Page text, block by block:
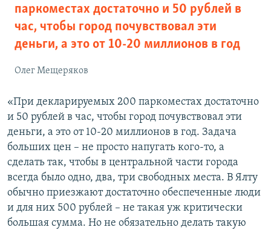
паркоместах достаточно и 50 рублей в
час, чтобы город почувствовал эти
деньги, а это от 10-20 миллионов в год
Олег Мещеряков
«При декларируемых 200 паркоместах достаточно
и 50 рублей в час, чтобы город почувствовал эти
деньги, а это от 10-20 миллионов в год. Задача
больших цен – не просто напугать кого-то, а
сделать так, чтобы в центральной части города
всегда было одно, два, три свободных места. В Ялту
обычно приезжают достаточно обеспеченные люди
и для них 500 рублей – не такая уж критически
большая сумма. Но не обязательно делать такую